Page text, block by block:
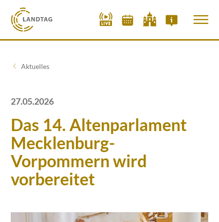
Aktuelles
27.05.2026
Das 14. Altenparlament
Mecklenburg-
Vorpommern wird
vorbereitet